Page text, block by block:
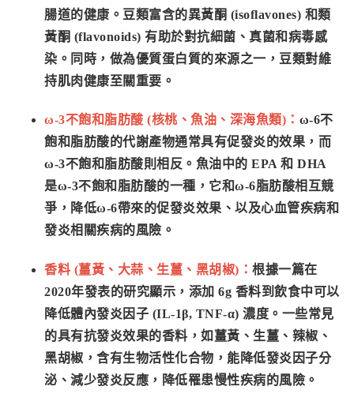
腸道的健康。豆類富含的異黃酮 (isoflavones) 和類
黃酮 (flavonoids) 有助於對抗細菌、真菌和病毒感
染。同時，做為優質蛋白質的來源之一，豆類對維
持肌肉健康至關重要。
ω-3不飽和脂肪酸 (核桃、魚油、深海魚類) ： ω-6不
飽和脂肪酸的代謝產物通常具有促發炎的效果，而
ω-3不飽和脂肪酸則相反。魚油中的 EPA 和 DHA
是ω-3不飽和脂肪酸的一種，它和ω-6脂肪酸相互競
爭，降低ω-6帶來的促發炎效果、以及心血管疾病和
發炎相關疾病的風險。
香料 (薑黃、大蒜、生薑、黑胡椒)： 根據一篇在
2020年發表的研究顯示，添加 6g 香料到飲食中可以
降低體內發炎因子 (IL-1β, TNF-α) 濃度。一些常見
的具有抗發炎效果的香料，如薑黃、生薑、辣椒、
黑胡椒，含有生物活性化合物，能降低發炎因子分
泌、減少發炎反應，降低罹患慢性疾病的風險。